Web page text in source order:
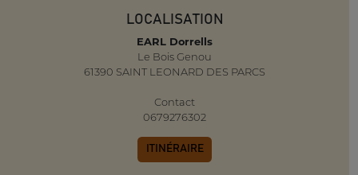
LOCALISATION
EARL Dorrells
Le Bois Genou
61390 SAINT LEONARD DES PARCS
Contact
0679276302
ITINÉRAIRE